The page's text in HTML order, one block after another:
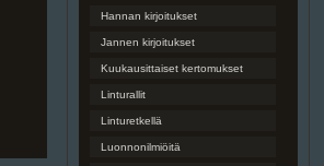
Hannan kirjoitukset
Jannen kirjoitukset
Kuukausittaiset kertomukset
Linturallit
Linturetkellä
Luonnonilmiöitä